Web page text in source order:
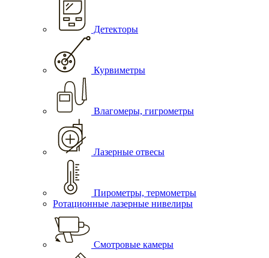
Детекторы
Курвиметры
Влагомеры, гигрометры
Лазерные отвесы
Пирометры, термометры
Ротационные лазерные нивелиры
Смотровые камеры